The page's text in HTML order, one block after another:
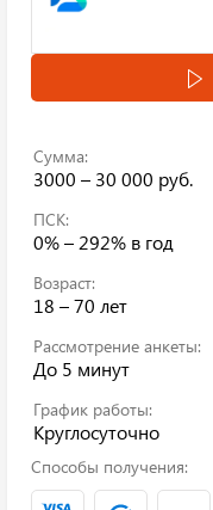
Сумма:
3000 – 30 000 руб.
ПСК:
0% – 292% в год
Возраст:
18 – 70 лет
Рассмотрение анкеты:
До 5 минут
График работы:
Круглосуточно
Способы получения: